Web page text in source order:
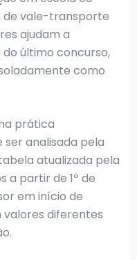
de vale-transporte
ajudam a
último concurso,
como
prática
analisada pela
atualizada pela
a partir de 1º de
em início de
diferentes